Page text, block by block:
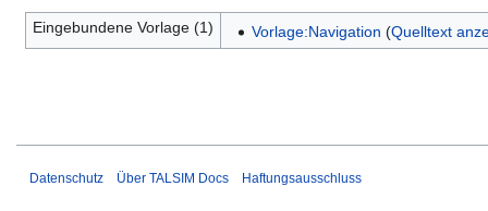
Eingebundene Vorlage (1) Vorlage:Navigation (Quelltext
Datenschutz Über TALSIM Docs Haftungsausschluss